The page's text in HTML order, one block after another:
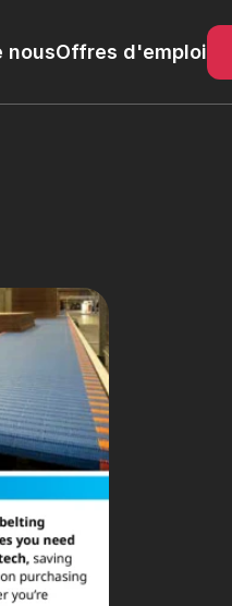
nousOffres d'emploi